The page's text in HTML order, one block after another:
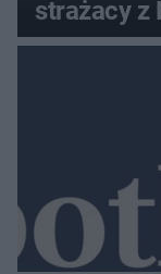
strażacy z